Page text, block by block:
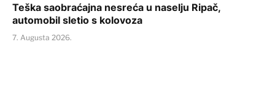
Teška saobraćajna nesreća u naselju Ripač,
automobil sletio s kolovoza
7. Augusta 2026.